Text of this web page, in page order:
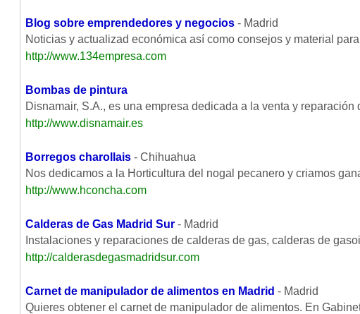
Blog sobre emprendedores y negocios- Madrid
Noticias y actualizad económica así como consejos y material
http://www.134empresa.com
Bombas de pintura
Disnamair, S.A., es una empresa dedicada a la venta y
http://www.disnamair.es
Borregos charollais- Chihuahua
Nos dedicamos a la Horticultura del nogal pecanero y criamos
http://www.hconcha.com
Calderas de Gas Madrid Sur- Madrid
Instalaciones y reparaciones de calderas de gas, calderas de
http://calderasdegasmadridsur.com
Carnet de manipulador de alimentos en Madrid - Madrid
Quieres obtener el carnet de manipulador de alimentos. En